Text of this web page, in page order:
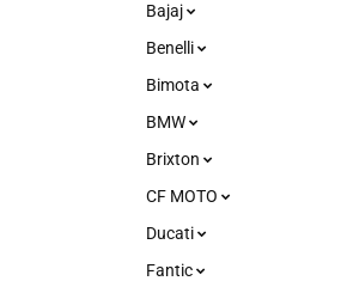
Bajaj
Benelli
Bimota
BMW
Brixton
CF MOTO
Ducati
Fantic